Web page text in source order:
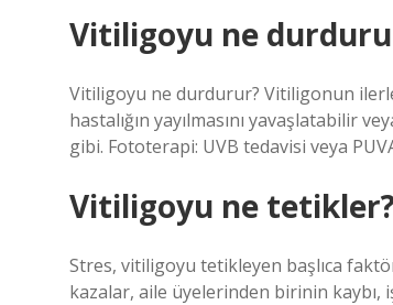
Vitiligoyu ne
Vitiligoyu ne durdurur? Vitiligonun
hastalığın yayılmasını
gibi. Fototerapi: UVB tedavisi veya
Vitiligoyu ne
Stres, vitiligoyu tetikleyen başlıca
kazalar, aile üyelerinden birinin kaybı,